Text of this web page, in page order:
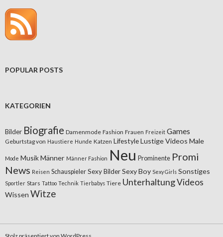
POPULAR POSTS
KATEGORIEN
Bilder Biografie Damenmode Fashion Frauen Freizeit Games
Geburtstag von Haustiere Hunde Katzen LifestyleLustige Videos Male
Mode MusikMänner Männer Fashion Neu Prominente Promi
News Reisen Schauspieler Sexy BilderSexy Boy Sexy Girls Sonstiges
Sportler Stars Tattoo Technik Tierbabys Tiere UnterhaltungVideos
Wissen Witze